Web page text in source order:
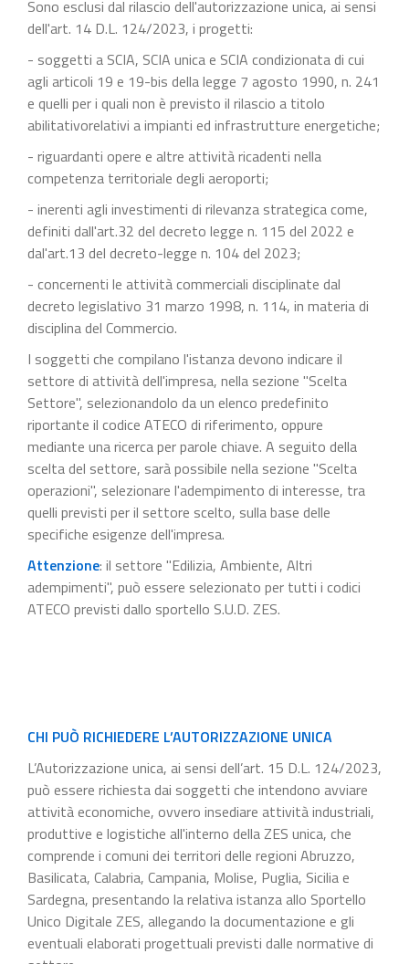
Sono esclusi dal rilascio dell'autorizzazione unica, ai sensi
dell'art. 14 D.L. 124/2023, i progetti:
- soggetti a SCIA, SCIA unica e SCIA condizionata di cui
agli articoli 19 e 19-bis della legge 7 agosto 1990, n. 241
e quelli per i quali non è previsto il rilascio a titolo
abilitativorelativi a impianti ed infrastrutture energetiche;
- riguardanti opere e altre attività ricadenti nella
competenza territoriale degli aeroporti;
- inerenti agli investimenti di rilevanza strategica come,
definiti dall'art.32 del decreto legge n. 115 del 2022 e
dal'art.13 del decreto-legge n. 104 del 2023;
- concernenti le attività commerciali disciplinate dal
decreto legislativo 31 marzo 1998, n. 114, in materia di
disciplina del Commercio.
I soggetti che compilano l'istanza devono indicare il
settore di attività dell'impresa, nella sezione "Scelta
Settore", selezionandolo da un elenco predefinito
riportante il codice ATECO di riferimento, oppure
mediante una ricerca per parole chiave. A seguito della
scelta del settore, sarà possibile nella sezione "Scelta
operazioni", selezionare l'adempimento di interesse, tra
quelli previsti per il settore scelto, sulla base delle
specifiche esigenze dell'impresa.
Attenzione: il settore "Edilizia, Ambiente, Altri
adempimenti", può essere selezionato per tutti i codici
ATECO previsti dallo sportello S.U.D. ZES.
CHI PUÒ RICHIEDERE L’AUTORIZZAZIONE UNICA
L’Autorizzazione unica, ai sensi dell’art. 15 D.L. 124/2023,
può essere richiesta dai soggetti che intendono avviare
attività economiche, ovvero insediare attività industriali,
produttive e logistiche all'interno della ZES unica, che
comprende i comuni dei territori delle regioni Abruzzo,
Basilicata, Calabria, Campania, Molise, Puglia, Sicilia e
Sardegna, presentando la relativa istanza allo Sportello
Unico Digitale ZES, allegando la documentazione e gli
eventuali elaborati progettuali previsti dalle normative di